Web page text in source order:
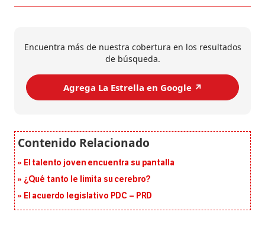
Encuentra más de nuestra cobertura en los resultados
de búsqueda.
Agrega La Estrella en Google ↗️
El talento joven encuentra su pantalla​
¿Qué tanto le limita su cerebro?
El acuerdo legislativo PDC – PRD